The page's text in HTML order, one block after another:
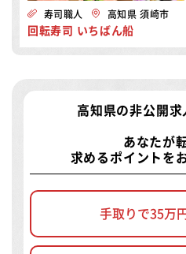
寿司職人 高知県 須崎市
回転寿司 いちばん船
高知県の非公開求
あなたが
求めるポイントを
手取りで35万